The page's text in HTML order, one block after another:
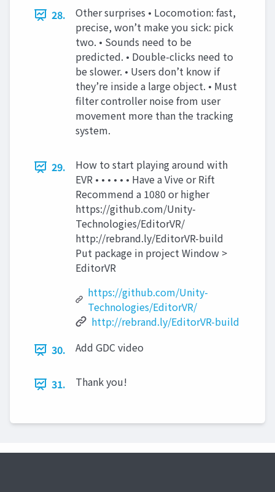
28.
Other surprises • Locomotion: fast,
precise, won’t make you sick: pick
two. • Sounds need to be
predicted. • Double-clicks need to
be slower. • Users don’t know if
they’re inside a large object. • Must
filter controller noise from user
movement more than the tracking
system.
29.
How to start playing around with
EVR • • • • • • Have a Vive or Rift
Recommend a 1080 or higher
https://github.com/Unity-
Technologies/EditorVR/
http://rebrand.ly/EditorVR-build
Put package in project Window >
EditorVR
https://github.com/Unity-
Technologies/EditorVR/
http://rebrand.ly/EditorVR-build
30.
Add GDC video
31. Thank you!